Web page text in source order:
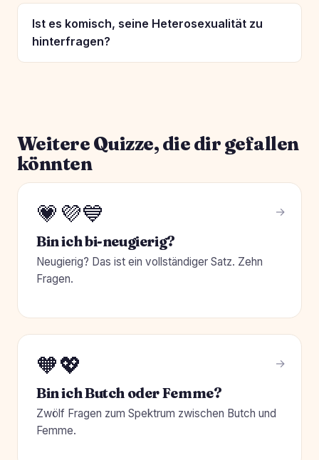
Ist es komisch, seine Heterosexualität zu
hinterfragen?
Weitere Quizze, die dir gefallen
könnten
💗💜💙
Bin ich bi-neugierig?
Neugierig? Das ist ein vollständiger Satz. Zehn
Fragen.
🧡💖
Bin ich Butch oder Femme?
Zwölf Fragen zum Spektrum zwischen Butch und
Femme.